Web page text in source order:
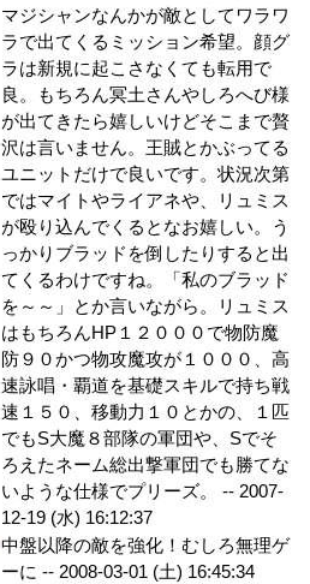
マジシャンなんかが敵としてワラワ
ラで出てくるミッション希望。顔グ
ラは新規に起こさなくても転用で
良。もちろん冥土さんやしろへび様
が出てきたら嬉しいけどそこまで贅
沢は言いません。王賊とかぶってる
ユニットだけで良いです。状況次第
ではマイトやライアネや、リュミス
が殴り込んでくるとなお嬉しい。う
っかりブラッドを倒したりすると出
てくるわけですね。「私のブラッド
を～～」とか言いながら。リュミス
はもちろんHP１２０００で物防魔
防９０かつ物攻魔攻が１０００、高
速詠唱・覇道を基礎スキルで持ち戦
速１５０、移動力１０とかの、１匹
でもS大魔８部隊の軍団や、Sでそ
ろえたネーム総出撃軍団でも勝てな
いような仕様でプリーズ。 -- 2007-
12-19 (水) 16:12:37
中盤以降の敵を強化！むしろ無理ゲ
ーに -- 2008-03-01 (土) 16:45:34